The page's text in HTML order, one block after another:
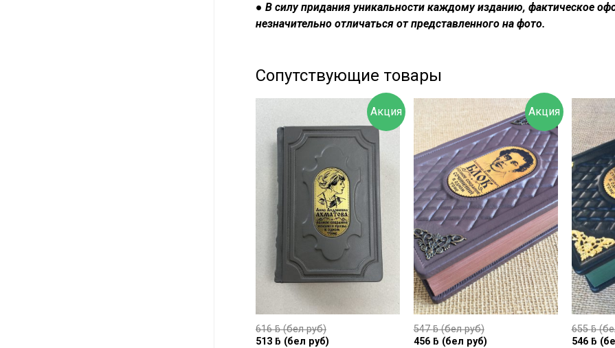
● В силу придания уникальности каждому изданию, фактическое
незначительно отличаться от представленного на фото.
Сопутствующие товары
Акция
616ƃ(бел руб)
513 ƃ (бел руб)
Акция
547ƃ(бел руб)
456 ƃ (бел руб)
655ƃ
546 ƃ